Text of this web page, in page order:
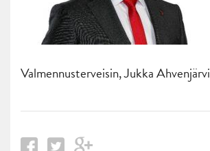
Valmennusterveisin, Jukka Ahvenjärvi